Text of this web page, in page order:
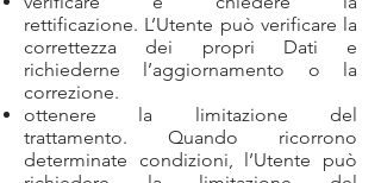
rettificazione. L’Utente può verificare la
correttezza dei propri Dati e
richiederne l’aggiornamento o la
correzione.
ottenere la limitazione del
trattamento. Quando ricorrono
determinate condizioni, l’Utente può